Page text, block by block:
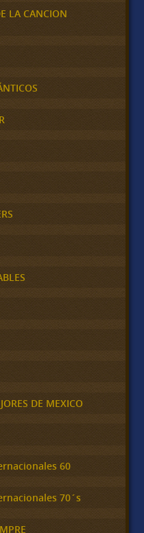
LA CANCION
DE MEXICO
60
70´s